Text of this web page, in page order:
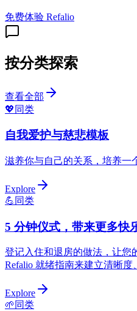
免费体验 Refalio
按分类探索
查看全部
💖 同类
自我爱护与慈悲模板
滋养你与自己的关系，培养一
Explore
💪 同类
5 分钟仪式，带来更多快
登记入住和退房的做法，让您
Refalio 就绪指南来建立清晰度
Explore
🌱 同类